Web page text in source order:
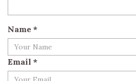
Name *
Email *